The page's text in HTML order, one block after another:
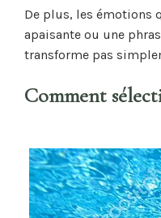
De plus, les émotions
apaisante ou une
transforme pas
Comment